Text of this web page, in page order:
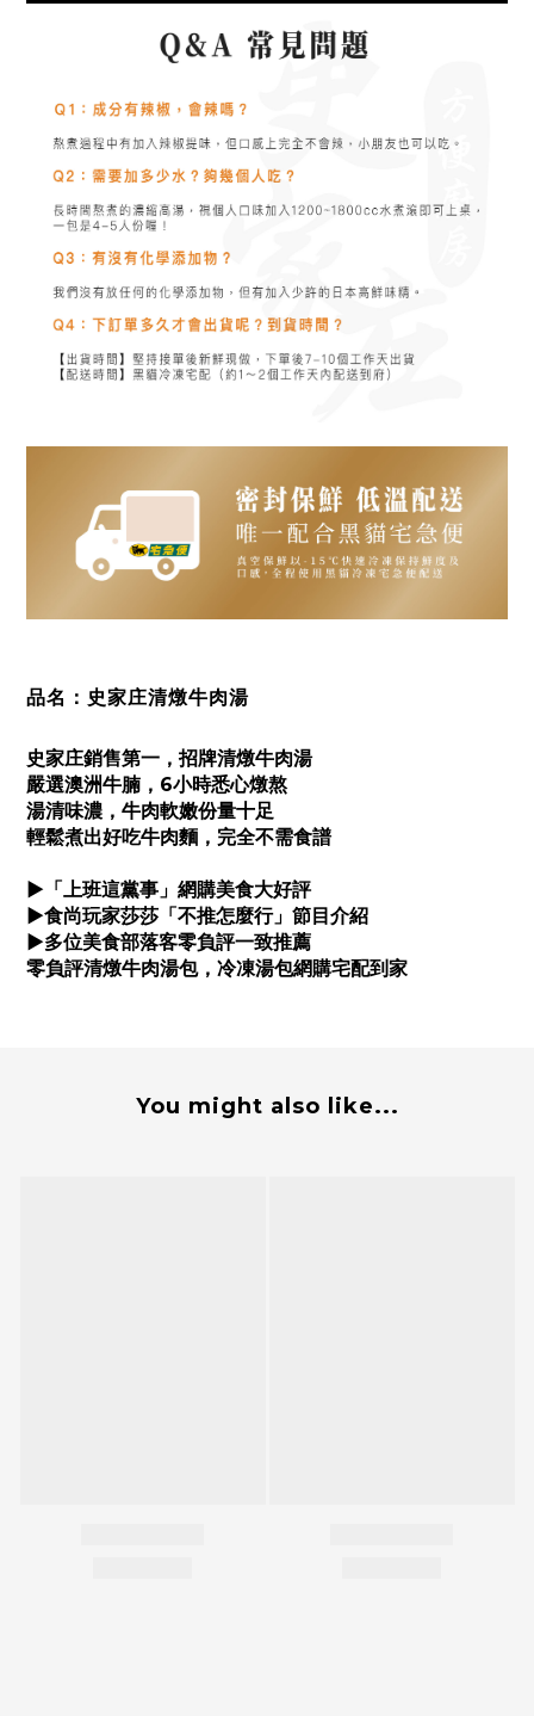
品名：史家庄清燉牛肉湯
史家庄銷售第一，招牌清燉牛肉湯
嚴選澳洲牛腩，6小時悉心燉熬
湯清味濃，牛肉軟嫩份量十足
輕鬆煮出好吃牛肉麵，完全不需食譜
▶ 「上班這黨事」網購美食大好評
▶食尚玩家莎莎「不推怎麼行」節目介紹
▶多位美食部落客零負評一致推薦
零負評清燉牛肉湯包，冷凍湯包網購宅配到家
You might also like...